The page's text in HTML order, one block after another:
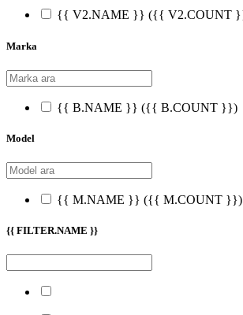
{{ V2.NAME }} ({{ V2.COUNT
Marka
{{ B.NAME }} ({{ B.COUNT }})
Model
{{ M.NAME }} ({{ M.COUNT }})
{{ FILTER.NAME }}